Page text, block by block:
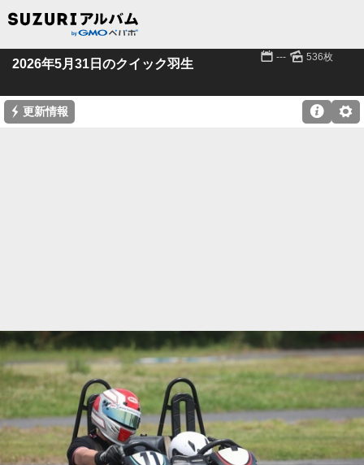
2026年5月31日のクイック羽生 📅 --- 🌄 536枚
⚡ 更新情報 ⚙
